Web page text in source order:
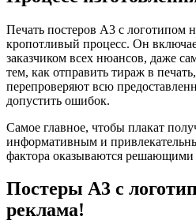
Печать постеров А3 с логотипом
кропотливый процесс. Он
заказчиком всех нюансов, даже
тем, как отправить тираж в
перепроверяют всю
допустить ошибок.
Самое главное, чтобы плакат
информативным и
фактора оказываются решающими
Постеры А3 с
реклама!